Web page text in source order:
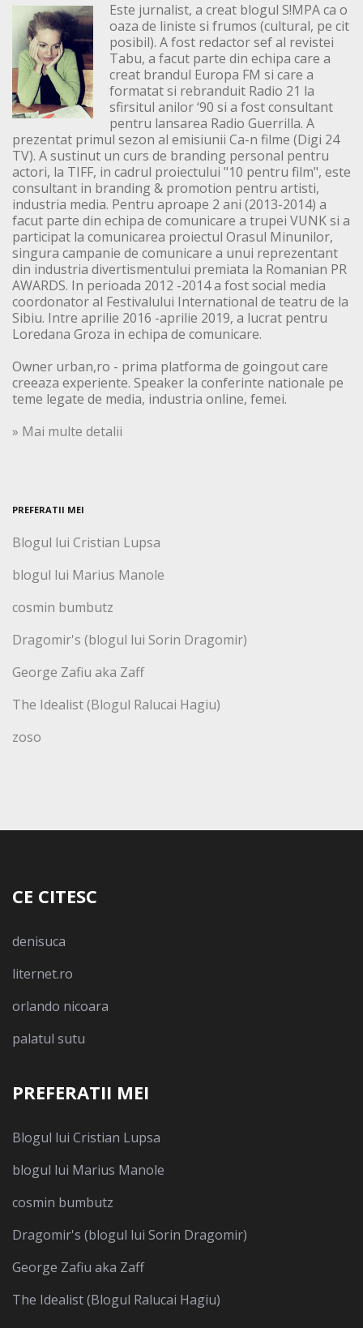
Este jurnalist, a creat blogul S!MPA ca o
oaza de liniste si frumos (cultural, pe cit
posibil). A fost redactor sef al revistei
Tabu, a facut parte din echipa care a
creat brandul Europa FM si care a
formatat si rebranduit Radio 21 la
sfirsitul anilor ‘90 si a fost consultant
pentru lansarea Radio Guerrilla. A
prezentat primul sezon al emisiunii Ca-n filme (Digi 24
TV). A sustinut un curs de branding personal pentru
actori, la TIFF, in cadrul proiectului "10 pentru film", este
consultant in branding & promotion pentru artisti,
industria media. Pentru aproape 2 ani (2013-2014) a
facut parte din echipa de comunicare a trupei VUNK si a
participat la comunicarea proiectul Orasul Minunilor,
singura campanie de comunicare a unui reprezentant
din industria divertismentului premiata la Romanian PR
AWARDS. In perioada 2012 -2014 a fost social media
coordonator al Festivalului International de teatru de la
Sibiu. Intre aprilie 2016 -aprilie 2019, a lucrat pentru
Loredana Groza in echipa de comunicare.
Owner urban,ro - prima platforma de goingout care
creeaza experiente. Speaker la conferinte nationale pe
teme legate de media, industria online, femei.
» Mai multe detalii
PREFERATII MEI
Blogul lui Cristian Lupsa
blogul lui Marius Manole
cosmin bumbutz
Dragomir's (blogul lui Sorin Dragomir)
George Zafiu aka Zaff
The Idealist (Blogul Ralucai Hagiu)
zoso
CE CITESC
denisuca
liternet.ro
orlando nicoara
palatul sutu
PREFERATII MEI
Blogul lui Cristian Lupsa
blogul lui Marius Manole
cosmin bumbutz
Dragomir's (blogul lui Sorin Dragomir)
George Zafiu aka Zaff
The Idealist (Blogul Ralucai Hagiu)